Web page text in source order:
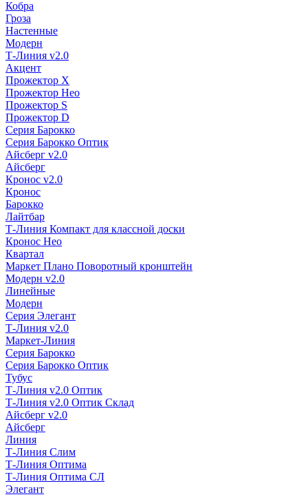
Кобра
Гроза
Настенные
Модерн
Т-Линия v2.0
Акцент
Прожектор X
Прожектор Нео
Прожектор S
Прожектор D
Серия Барокко
Серия Барокко Оптик
Айсберг v2.0
Айсберг
Кронос v2.0
Кронос
Барокко
Лайтбар
Т-Линия Компакт для классной доски
Кронос Нео
Квартал
Маркет Плано Поворотный кронштейн
Модерн v2.0
Линейные
Модерн
Серия Элегант
Т-Линия v2.0
Маркет-Линия
Серия Барокко
Серия Барокко Оптик
Тубус
Т-Линия v2.0 Оптик
Т-Линия v2.0 Оптик Склад
Айсберг v2.0
Айсберг
Линия
Т-Линия Слим
Т-Линия Оптима
Т-Линия Оптима СЛ
Элегант